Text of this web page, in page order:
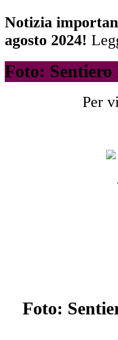
Notizia
agosto 2024!
Foto:
Per
Foto: